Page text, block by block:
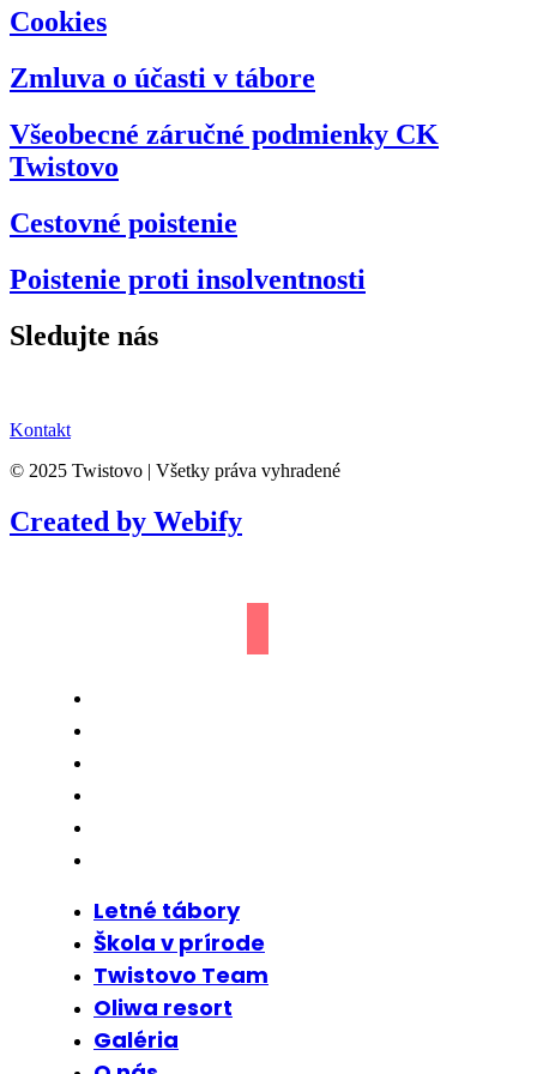
Cookies
Zmluva o účasti v tábore
Všeobecné záručné podmienky CK
Twistovo
Cestovné poistenie
Poistenie proti insolventnosti
Sledujte nás
Kontakt
© 2025 Twistovo | Všetky práva vyhradené
Created by Webify
Letné tábory
Škola v prírode
Twistovo Team
Oliwa resort
Galéria